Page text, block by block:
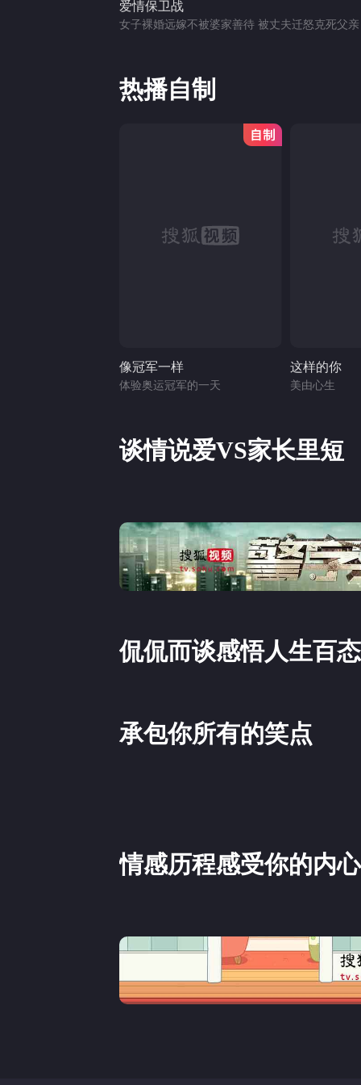
爱情保卫战
女子裸婚远嫁不被婆家善待 被丈夫迁怒克死父亲
热播自制
像冠军一样
体验奥运冠军的一天
这样的你
美由心生
谈情说爱VS家长里短
侃侃而谈感悟人生百态
承包你所有的笑点
情感历程感受你的内